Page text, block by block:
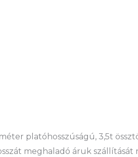
platóhosszúságú, 3,5t
meghaladó áruk szállítását